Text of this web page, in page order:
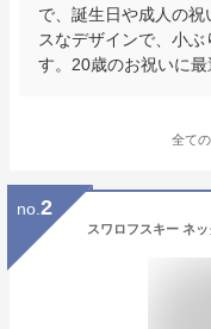
で、誕生日や成人の
スなデザインで、小
す。20歳のお祝いに最
全て
no. 2